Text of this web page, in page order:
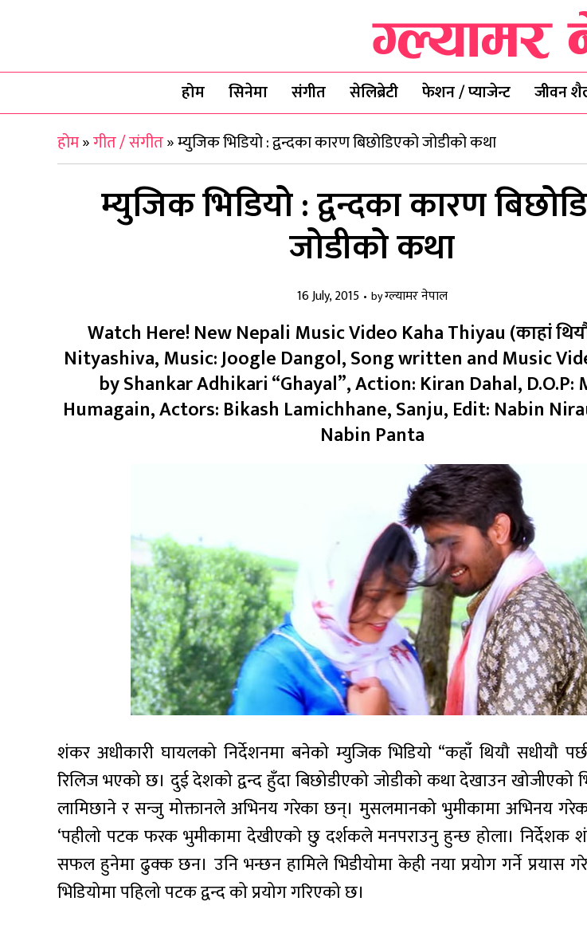
होम सिनेमा संगीत सेलिब्रेटी फेशन / प्याजेन्ट जीवन
होम»गीत / संगीत»म्युजिक भिडियो : द्वन्दका कारण बिछोडिएको जोडीको कथा
म्युजिक भिडियो : द्वन्दका कारण
जोडीको कथा
16 July, 2015 byग्ल्यामर नेपाल
Watch Here! New Nepali Music Video Kaha Thiyau (काहां
Nityashiva, Music: Joogle Dangol, Song written and Music
by Shankar Adhikari “Ghayal”, Action: Kiran Dahal, D.O.P:
Humagain, Actors: Bikash Lamichhane, Sanju, Edit: Nabin
Nabin Panta
शंकर अधीकारी घायलको निर्देशनमा बनेको म्युजिक भिडियो “कहाँ थियौ सधीयौ
रिलिज भएको छ। दुई देशको द्वन्द हुँदा बिछोडीएको जोडीको कथा देखाउन खोजीएको
लामिछाने र सन्जु मोक्तानले अभिनय गरेका छन्। मुसलमानको भुमीकामा अभिनय
‘पहीलो पटक फरक भुमीकामा देखीएको छु दर्शकले मनपराउनु हुन्छ होला। निर्देशक
सफल हुनेमा ढुक्क छन। उनि भन्छन हामिले भिडीयोमा केही नया प्रयोग गर्ने प्रयास
भिडियोमा पहिलो पटक द्वन्द को प्रयोग गरिएको छ।